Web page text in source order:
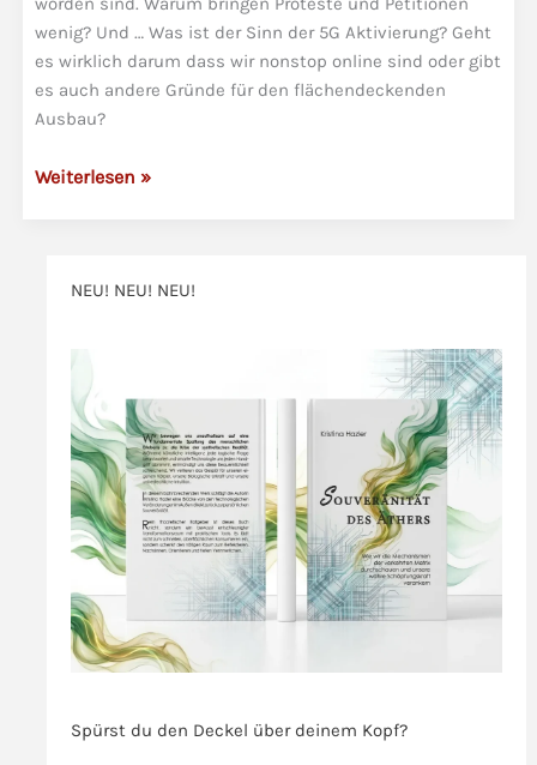
wenig? Und … Was ist der Sinn der 5G Aktivierung? Geht
es wirklich darum dass wir nonstop online sind oder gibt
es auch andere Gründe für den flächendeckenden
Ausbau?
Nonstop
Sinn
Aktivierung
Weiterlesen »
NEU! NEU! NEU!
Spürst du den Deckel über deinem Kopf?